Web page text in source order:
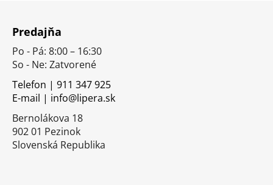
Predajňa
Po - Pá: 8:00 – 16:30
So - Ne: Zatvorené
Telefon | 911 347 925
E-mail | info@lipera.sk
Bernolákova 18
902 01 Pezinok
Slovenská Republika